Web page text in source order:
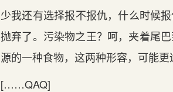
少我还有‌选择报不报仇，什么时候
抛弃了。污染物之王？呵，夹着尾
源的一种食物，这两种形容，可能更
[……QAQ]